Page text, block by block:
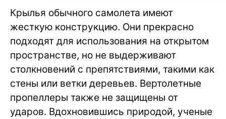
Крылья обычного самолета имеют
жесткую конструкцию. Они прекрасно
подходят для использования на открытом
пространстве, но не выдерживают
столкновений с препятствиями, такими как
стены или ветки деревьев. Вертолетные
пропеллеры также не защищены от
ударов. Вдохновившись природой, ученые